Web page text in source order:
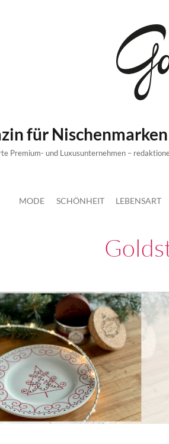
für Nischenmarken
Premium- und Luxusunternehmen –
MODE SCHÖNHEIT LEBENSART